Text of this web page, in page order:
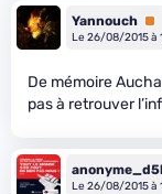
Yannouch
Le 26/08/2015 à
De mémoire
pas à retrouver
Le 26/08/2015 à